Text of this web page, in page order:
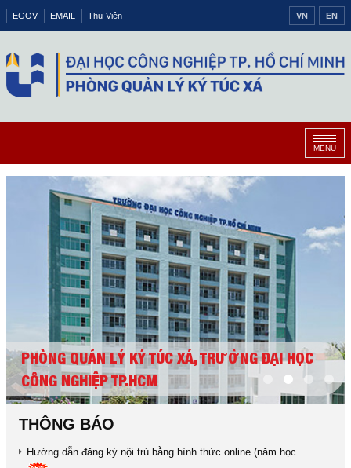
EGOV EMAIL Thư Viện VN EN
MENU
PHÒNG QUẢN LÝ KÝ TÚC XÁ, TRƯỜNG ĐẠI HỌC
CÔNG NGHIỆP TP.HCM
THÔNG BÁO
Hướng dẫn đăng ký nội trú bằng hình thức online (năm học...